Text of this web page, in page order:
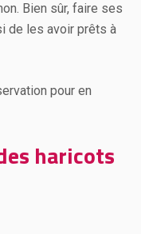
Bien sûr, faire ses
de les avoir prêts à
pour en
haricots